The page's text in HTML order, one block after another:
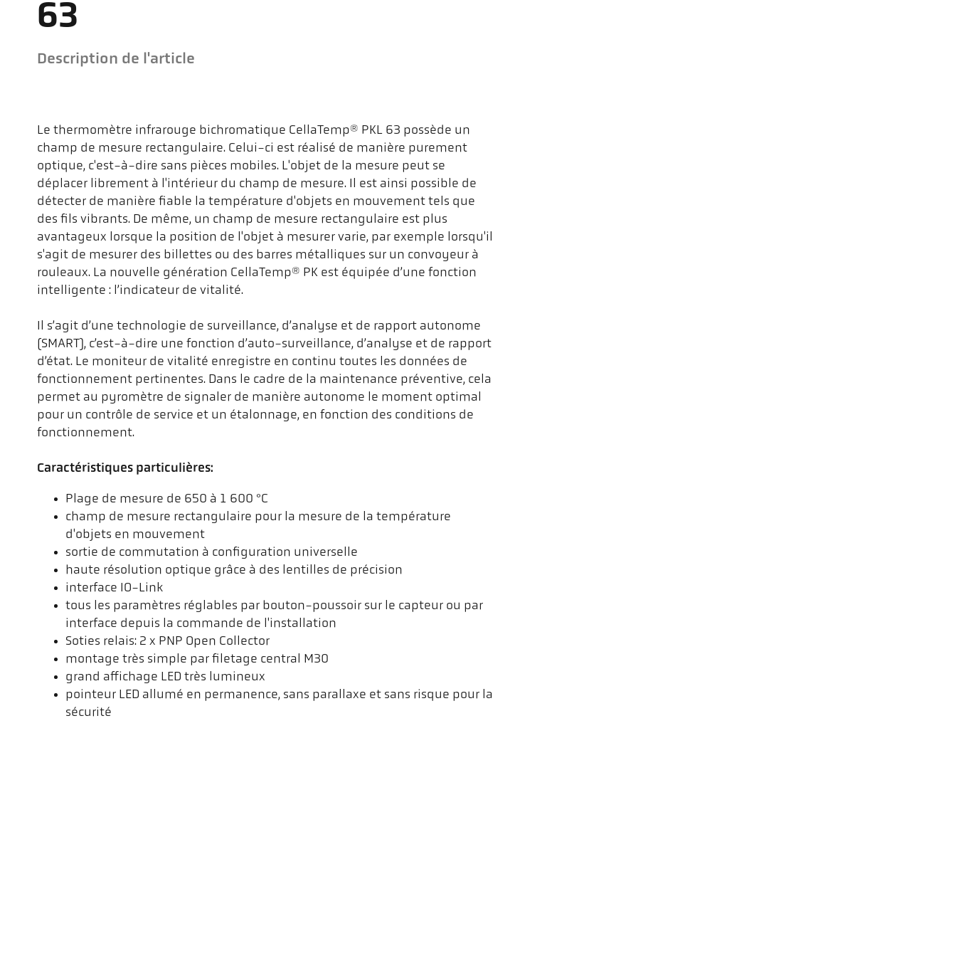
63
Description de l'article
Le thermomètre infrarouge bichromatique CellaTemp® PKL 63 possède un
champ de mesure rectangulaire. Celui-ci est réalisé de manière purement
optique, c'est-à-dire sans pièces mobiles. L'objet de la mesure peut se
déplacer librement à l'intérieur du champ de mesure. Il est ainsi possible de
détecter de manière fiable la température d'objets en mouvement tels que
des fils vibrants. De même, un champ de mesure rectangulaire est plus
avantageux lorsque la position de l'objet à mesurer varie, par exemple lorsqu'il
s'agit de mesurer des billettes ou des barres métalliques sur un convoyeur à
rouleaux. La nouvelle génération CellaTemp® PK est équipée d’une fonction
intelligente : l’indicateur de vitalité.
Il s’agit d’une technologie de surveillance, d’analyse et de rapport autonome
(SMART), c’est-à-dire une fonction d’auto-surveillance, d’analyse et de rapport
d’état. Le moniteur de vitalité enregistre en continu toutes les données de
fonctionnement pertinentes. Dans le cadre de la maintenance préventive, cela
permet au pyromètre de signaler de manière autonome le moment optimal
pour un contrôle de service et un étalonnage, en fonction des conditions de
fonctionnement.
Caractéristiques particulières:
Plage de mesure de 650 à 1 600 °C
champ de mesure rectangulaire pour la mesure de la température
d'objets en mouvement
sortie de commutation à configuration universelle
haute résolution optique grâce à des lentilles de précision
interface IO-Link
tous les paramètres réglables par bouton-poussoir sur le capteur ou par
interface depuis la commande de l'installation
Soties relais: 2 x PNP Open Collector
montage très simple par filetage central M30
grand affichage LED très lumineux
pointeur LED allumé en permanence, sans parallaxe et sans risque pour la
sécurité